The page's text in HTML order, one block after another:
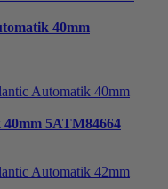
40mm
5ATM84664